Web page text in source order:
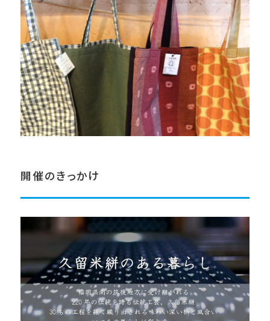
開催のきっかけ